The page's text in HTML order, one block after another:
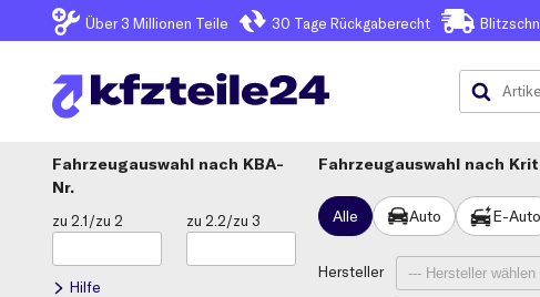
Über 3 Millionen Teile 30 Tage Rückgaberecht
Fahrzeugauswahl
KBA-
Nr.
zu 2.1/zu 2 zu 2.2/zu 3
Hilfe
Fahrzeugauswahl nach
Alle Auto E-Auto
Hersteller